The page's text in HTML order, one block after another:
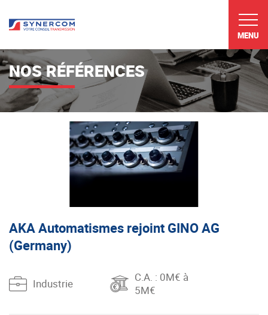
MENU
NOS RÉFÉRENCES
AKA Automatismes rejoint GINO AG
(Germany)
Industrie C.A. : 0M€ à
5M€